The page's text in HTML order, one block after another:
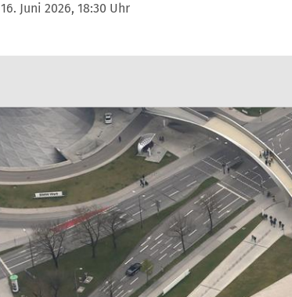
16. Juni 2026, 18:30 Uhr